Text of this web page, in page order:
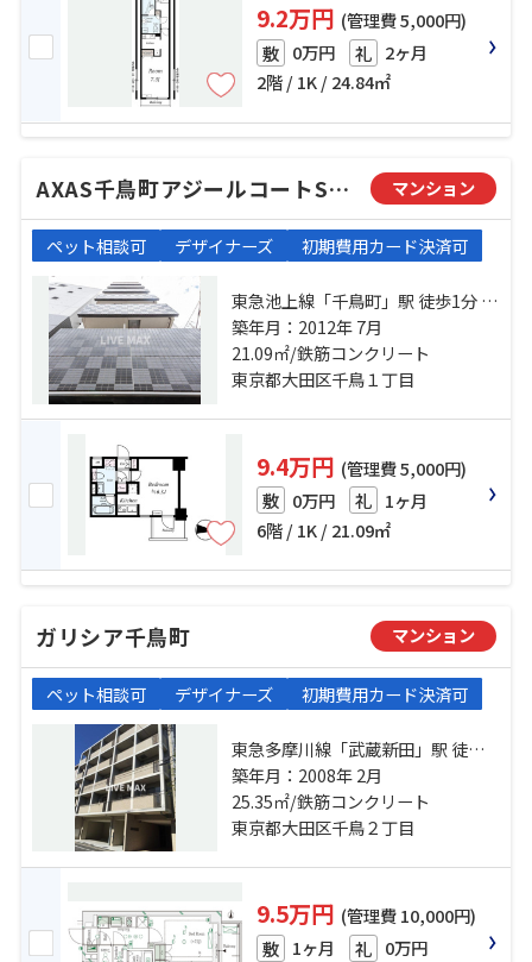
9.2万円 (管理費 5,000円)
敷 0万円 礼 2ヶ月
2階 / 1K / 24.84㎡
AXAS千鳥町アジールコートSta. マンション
ペット相談可 デザイナーズ 初期費用カード決済可
東急池上線「千鳥町」駅 徒歩1分 東
急多摩川線「下丸子」駅 徒歩7分 東
急多摩川線「武蔵新田」駅 徒歩8分
築年月：2012年 7月
21.09㎡/鉄筋コンクリート
東京都大田区千鳥１丁目
9.4万円 (管理費 5,000円)
敷 0万円 礼 1ヶ月
6階 / 1K / 21.09㎡
ガリシア千鳥町 マンション
ペット相談可 デザイナーズ 初期費用カード決済可
東急多摩川線「武蔵新田」駅 徒歩2
分 東急池上線「千鳥町」駅 徒歩8分
東急多摩川線「下丸子」駅 徒歩10
分
築年月：2008年 2月
25.35㎡/鉄筋コンクリート
東京都大田区千鳥２丁目
9.5万円 (管理費 10,000円)
敷 1ヶ月 礼 0万円